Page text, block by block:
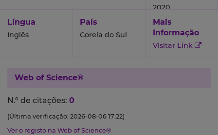
2020
Língua
Inglês
País
Coreia do Sul
Mais
Informação
Visitar Link
Web of Science®
N.º de citações: 0
(Última verificação: 2026-08-06 17:22)
Ver o registo na Web of Science®